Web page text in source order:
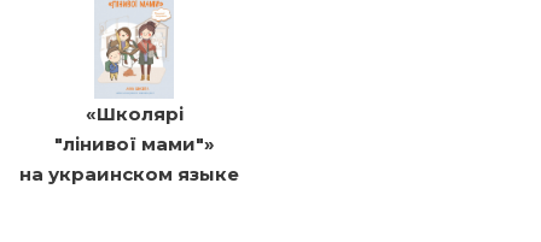
«Школярі
"лінивої мами"»
на украинском языке